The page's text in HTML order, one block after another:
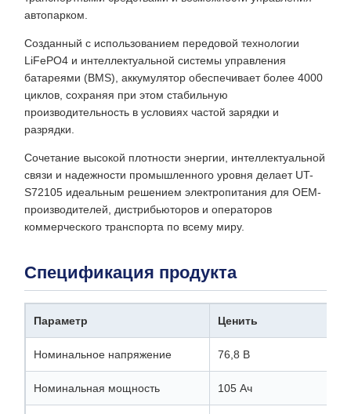
автопарком.
Созданный с использованием передовой технологии
LiFePO4 и интеллектуальной системы управления
батареями (BMS), аккумулятор обеспечивает более 4000
циклов, сохраняя при этом стабильную
производительность в условиях частой зарядки и
разрядки.
Сочетание высокой плотности энергии, интеллектуальной
связи и надежности промышленного уровня делает UT-
S72105 идеальным решением электропитания для OEM-
производителей, дистрибьюторов и операторов
коммерческого транспорта по всему миру.
Спецификация продукта
Параметр Ценить
Номинальное напряжение 76,8 В
Номинальная мощность 105 Ач